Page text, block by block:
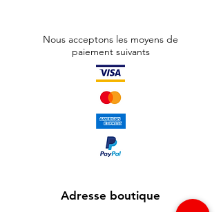
Nous acceptons les moyens de
paiement suivants
Adresse boutique